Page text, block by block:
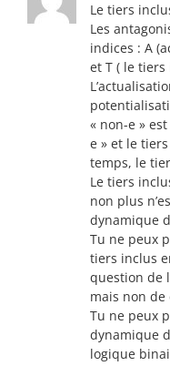
Le tiers
Les
indices : A
et T ( le tiers
« non-e »
e » et le
temps, le
Le tiers
non plus
dynamique
Tu ne peux
tiers inclus
question de
mais non de
Tu ne peux
dynamique
logique